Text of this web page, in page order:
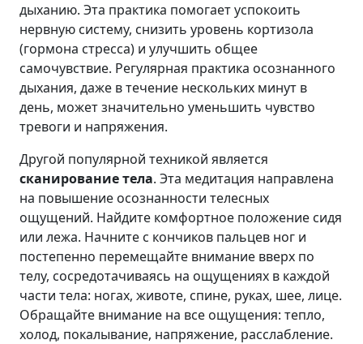
дыханию. Эта практика помогает успокоить
нервную систему, снизить уровень кортизола
(гормона стресса) и улучшить общее
самочувствие. Регулярная практика осознанного
дыхания, даже в течение нескольких минут в
день, может значительно уменьшить чувство
тревоги и напряжения.
Другой популярной техникой является
сканирование тела. Эта медитация направлена
на повышение осознанности телесных
ощущений. Найдите комфортное положение сидя
или лежа. Начните с кончиков пальцев ног и
постепенно перемещайте внимание вверх по
телу, сосредотачиваясь на ощущениях в каждой
части тела: ногах, животе, спине, руках, шее, лице.
Обращайте внимание на все ощущения: тепло,
холод, покалывание, напряжение, расслабление.